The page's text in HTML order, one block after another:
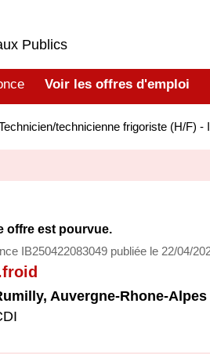
Publics
Voir les offres d'emploi
technicienne frigoriste (H/F) -
offre est pourvue.
IB250422083049 publiée le 22/04/
, Auvergne-Rhone-Alpes